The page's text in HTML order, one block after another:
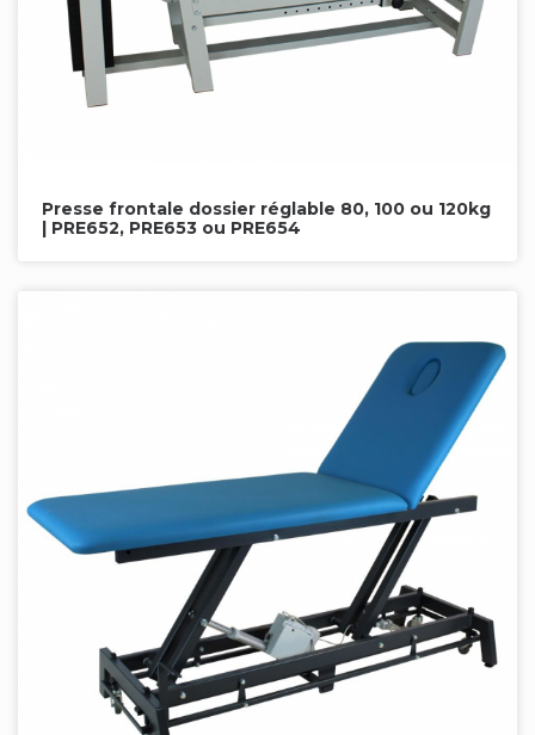
Presse frontale dossier réglable 80, 100 ou 120kg
| PRE652, PRE653 ou PRE654